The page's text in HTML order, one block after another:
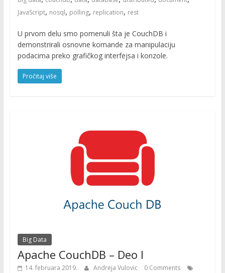
JavaScript, nosql, polling, replication, rest
U prvom delu smo pomenuli šta je CouchDB i
demonstrirali osnovne komande za manipulaciju
podacima preko grafičkog interfejsa i konzole.
Pročitaj više
Big Data
Apache CouchDB – Deo I
14. februara 2019. Andreja Vulovic
0 Comments